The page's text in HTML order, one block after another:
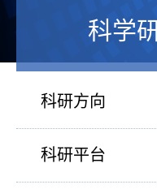
科学
科研方向
科研平台